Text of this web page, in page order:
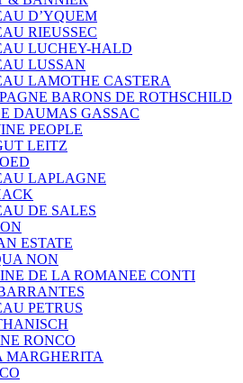
D’YQUEM
RIEUSSEC
LUCHEY-HALD
LUSSAN
LAMOTHE CASTERA
BARONS DE ROTHSCHILD
DAUMAS GASSAC
PEOPLE
LEITZ
LAPLAGNE
DE SALES
ESTATE
NON
DE LA ROMANEE CONTI
PETRUS
RONCO
MARGHERITA